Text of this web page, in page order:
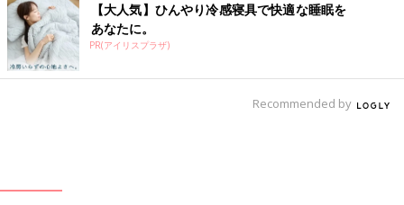
【大人気】ひんやり冷感寝具で快適な睡眠を
あなたに。
PR(アイリスプラザ)
Recommended by